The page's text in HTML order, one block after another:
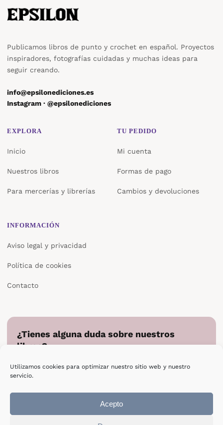
Utilizamos cookies para optimizar nuestro sitio web y nuestro
servicio.
Acepto
Publicamos libros de punto y crochet en español. Proyectos
inspiradores, fotografías cuidadas y muchas ideas para
seguir creando.
info@epsilonediciones.es
Instagram · @epsilonediciones
EXPLORA
Inicio
Nuestros libros
Para mercerías y librerías
TU PEDIDO
Mi cuenta
Formas de pago
Cambios y devoluciones
INFORMACIÓN
Aviso legal y privacidad
Política de cookies
Contacto
¿Tienes alguna duda sobre nuestros
libros?
directamente.
Escribir a Epsilon